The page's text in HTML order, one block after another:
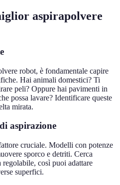
aspirapolvere
robot, è fondamentale capire
Hai animali domestici? Ti
peli? Oppure hai pavimenti in
possa lavare? Identificare queste
mirata.
aspirazione
cruciale. Modelli con potenze
sporco e detriti. Cerca
così puoi adattare
superfici.